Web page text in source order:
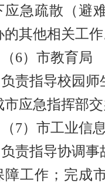
应急疏散（避
的其他相关工
（6）市教育局
负责指导校园师
市应急指挥部
（7）市工业信
负责指导协调事
障工作；完成